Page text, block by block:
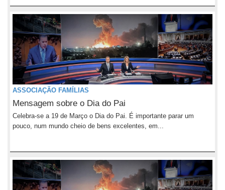
ASSOCIAÇÃO FAMÍLIAS
Mensagem sobre o Dia do Pai
Celebra-se a 19 de Março o Dia do Pai. É importante parar um
pouco, num mundo cheio de bens excelentes, em...